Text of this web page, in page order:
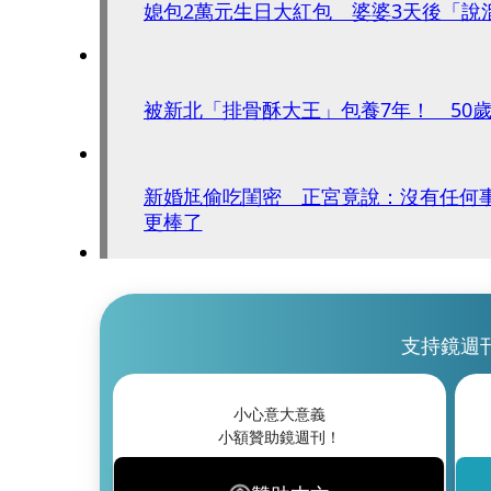
媳包2萬元生日大紅包 婆婆3天後「說
被新北「排骨酥大王」包養7年！ 50
新婚尪偷吃閨密 正宮竟說：沒有任何
更棒了
支持鏡週
小心意大意義
小額贊助鏡週刊！